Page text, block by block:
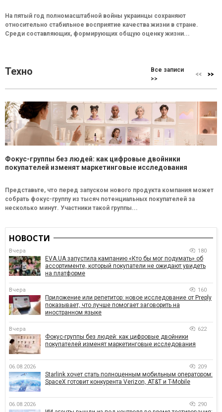
На пятый год полномасштабной войны украинцы сохраняют
относительно стабильное восприятие качества жизни в стране.
Среди составляющих, формирующих общую оценку жизни...
Техно
Все записи
>>
Фокус-группы без людей: как цифровые двойники
покупателей изменят маркетинговые исследования
Представьте, что перед запуском нового продукта компания может
собрать фокус-группу из тысяч потенциальных покупателей за
несколько минут. Участники такой группы...
НОВОСТИ
Вчера 180
EVA.UA запустила кампанию «Кто бы мог подумать» об
ассортименте, который покупатели не ожидают увидеть
на платформе
Вчера 160
Приложение или репетитор: новое исследование от Preply
показывает, что лучше помогает заговорить на
иностранном языке
Вчера 622
Фокус-группы без людей: как цифровые двойники
покупателей изменят маркетинговые исследования
06.08.2026 209
Starlink хочет стать полноценным мобильным оператором:
SpaceX готовит конкурента Verizon, AT&T и T-Mobile
06.08.2026 290